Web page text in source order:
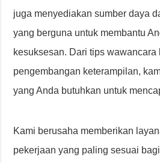
juga menyediakan sumber daya
yang berguna untuk membantu
kesuksesan. Dari tips wawancara
pengembangan keterampilan,
yang Anda butuhkan untuk
Kami berusaha memberikan
pekerjaan yang paling sesuai